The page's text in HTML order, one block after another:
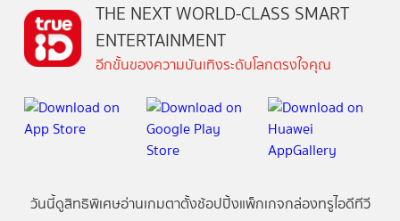
THE NEXT WORLD-CLASS SMART
ENTERTAINMENT
อีกขั้นของความบันเทิงระดับโลกตรงใจคุณ
วันนี้ดูสิทธิพิเศษอ่านเกมตาตั้งช้อปปิ้งแพ็กเกจกล่องทรูไอดีทีวี